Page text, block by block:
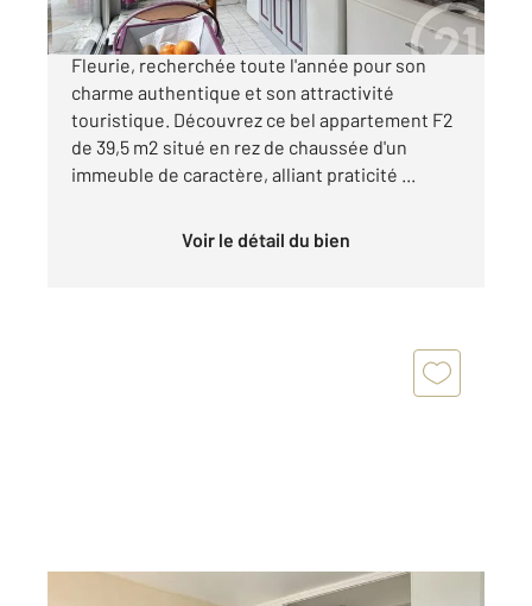
Honfleur - Ville emblématique de la cote
Fleurie, recherchée toute l'année pour son
charme authentique et son attractivité
touristique. Découvrez ce bel appartement F2
de 39,5 m2 situé en rez de chaussée d'un
immeuble de caractère, alliant praticité ...
Voir le détail du bien